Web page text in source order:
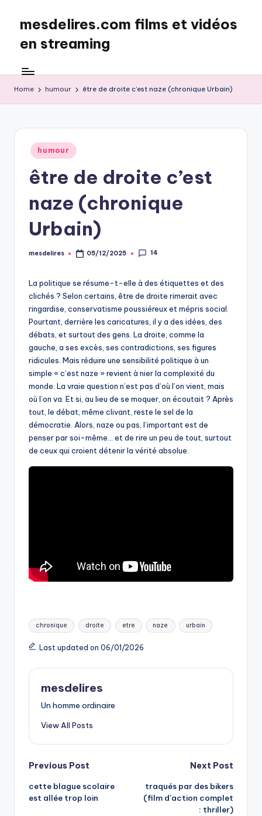
content
mesdelires.com films et vidéos
en streaming
:
film
et
complet
français
Home humour être de droite c’est naze (chronique Urbain)
Posted
in
humour
être de droite c’est
naze (chronique
Urbain)
Posted
mesdelires 05/12/2025 14
La politique se résume-t-elle à des étiquettes et des
clichés ? Selon certains, être de droite rimerait avec
ringardise, conservatisme poussiéreux et mépris social.
Pourtant, derrière les caricatures, il y a des idées, des
débats, et surtout des gens. La droite, comme la
gauche, a ses excès, ses contradictions, ses figures
ridicules. Mais réduire une sensibilité politique à un
simple « c’est naze » revient à nier la complexité du
monde. La vraie question n’est pas d’où l’on vient, mais
où l’on va. Et si, au lieu de se moquer, on écoutait ? Après
tout, le débat, même clivant, reste le sel de la
démocratie. Alors, naze ou pas, l’important est de
penser par soi-même… et de rire un peu de tout, surtout
de ceux qui croient détenir la vérité absolue.
Tags:
chronique droite etre naze urbain
Last updated on 06/01/2026
mesdelires
Un homme ordinaire
View All Posts
Post
navigation
Previous Post
cette blague scolaire
est allée trop loin
Next Post
traqués par des bikers
(film d’action complet
: thriller)